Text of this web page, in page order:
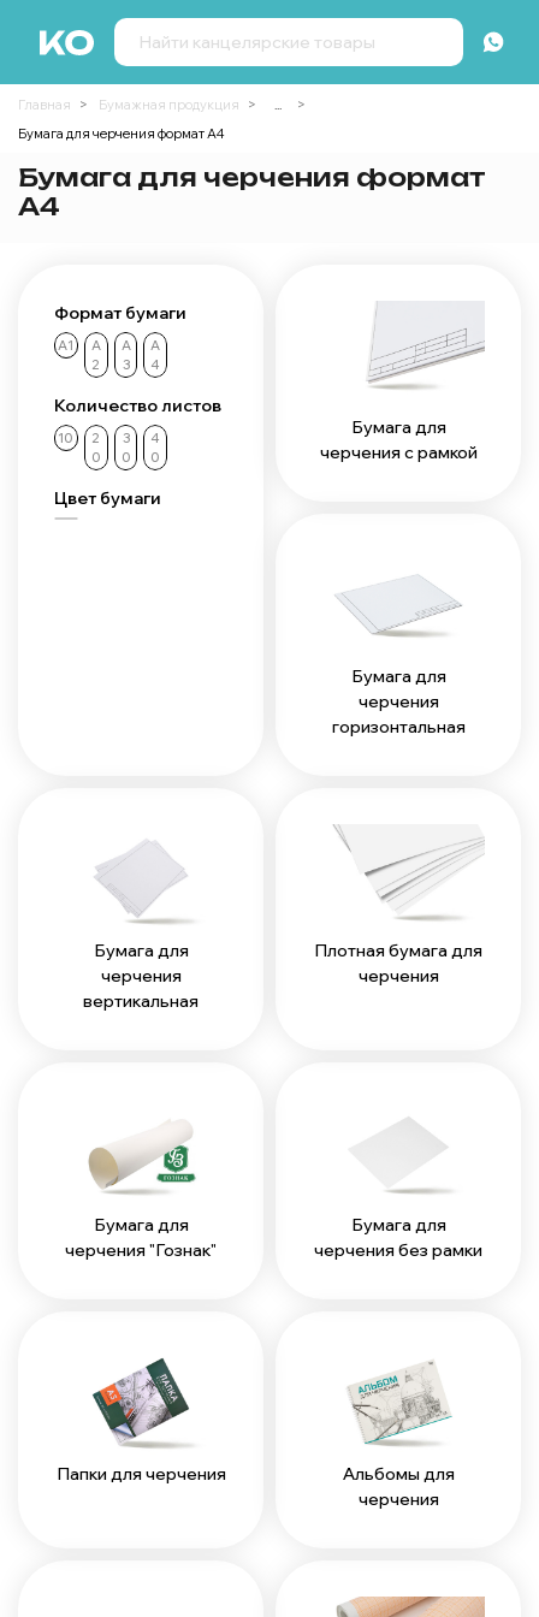
Главная Бумажная продукция
...
Бумага для черчения формат А4
Бумага для черчения формат
А4
Формат бумаги
А1
А
2
А
3
А
4
Количество листов
10
2
0
3
0
4
0
Цвет бумаги
Бумага для
черчения с рамкой
Бумага для
черчения
горизонтальная
Бумага для
черчения
вертикальная
Плотная бумага для
черчения
Бумага для
черчения "Гознак"
Бумага для
черчения без рамки
Папки для черчения
Альбомы для
черчения